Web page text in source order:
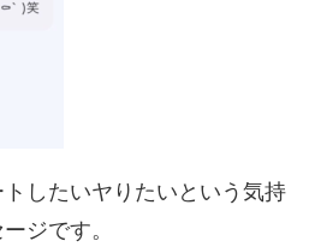
したいヤりたいという気持
ジです。